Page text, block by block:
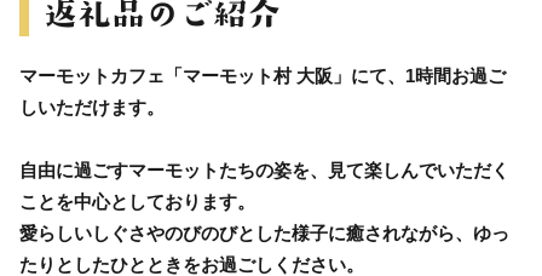
マーモットカフェ「マーモット村 大阪」にて、1時間お過ご
しいただけます。
自由に過ごすマーモットたちの姿を、見て楽しんでいただく
ことを中心としております。
愛らしいしぐさやのびのびとした様子に癒されながら、ゆっ
たりとしたひとときをお過ごしください。